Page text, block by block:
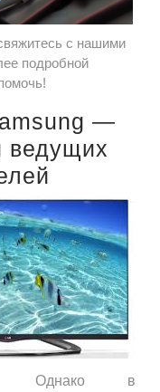
с нашими
подробной
—
ведущих
Однако в